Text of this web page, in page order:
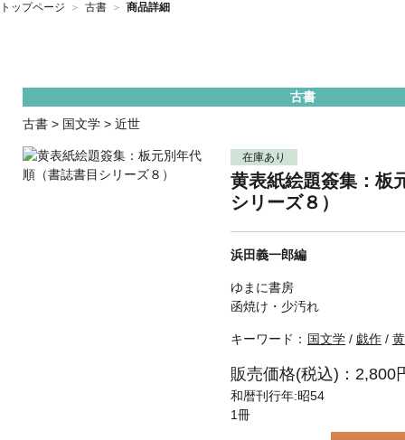
トップページ ＞ 古書 ＞ 商品詳細
古書
古書 > 国文学 > 近世
在庫あり
黄表紙絵題簽集：板
シリーズ８）
浜田義一郎編
ゆまに書房
函焼け・少汚れ
キーワード： 国文学 / 戯作 /
販売価格(税込)：2,800
和暦刊行年:昭54
1冊